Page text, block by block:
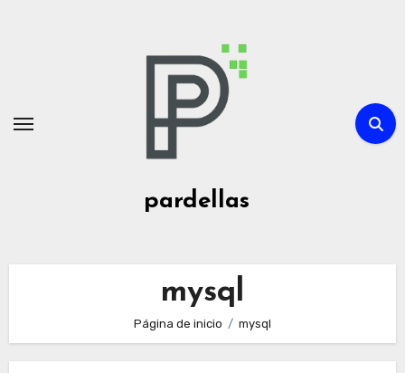
pardellas
mysql
Página de inicio mysql